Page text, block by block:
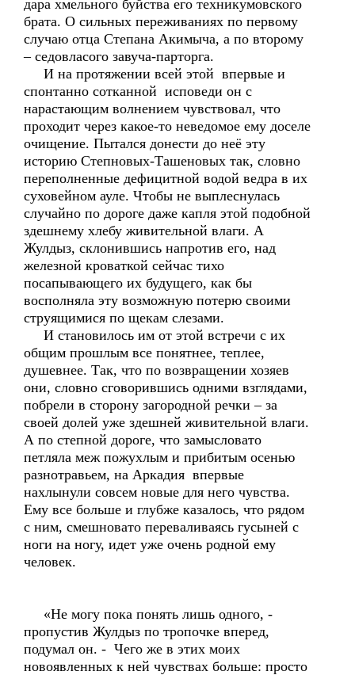
дара хмельного буйства его техникумовского
брата. О сильных переживаниях по первому
случаю отца Степана Акимыча, а по второму
– седовласого завуча-парторга.
И на протяжении всей этой впервые и
спонтанно сотканной исповеди он с
нарастающим волнением чувствовал, что
проходит через какое-то неведомое ему доселе
очищение. Пытался донести до неё эту
историю Степновых-Ташеновых так, словно
переполненные дефицитной водой ведра в их
суховейном ауле. Чтобы не выплеснулась
случайно по дороге даже капля этой подобной
здешнему хлебу живительной влаги. А
Жулдыз, склонившись напротив его, над
железной кроваткой сейчас тихо
посапывающего их будущего, как бы
восполняла эту возможную потерю своими
струящимися по щекам слезами.
И становилось им от этой встречи с их
общим прошлым все понятнее, теплее,
душевнее. Так, что по возвращении хозяев
они, словно сговорившись одними взглядами,
побрели в сторону загородной речки – за
своей долей уже здешней живительной влаги.
А по степной дороге, что замысловато
петляла меж пожухлым и прибитым осенью
разнотравьем, на Аркадия впервые
нахлынули совсем новые для него чувства.
Ему все больше и глубже казалось, что рядом
с ним, смешновато переваливаясь гусыней с
ноги на ногу, идет уже очень родной ему
человек.
«Не могу пока понять лишь одного, -
пропустив Жулдыз по тропочке вперед,
подумал он. - Чего же в этих моих
новоявленных к ней чувствах больше: просто